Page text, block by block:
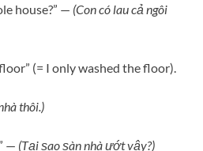
house?” — (Con có lau cả ngôi
(= I only washed the floor).
thôi.)
— (Tại ѕao ѕàn nhà ướt vậy?​)